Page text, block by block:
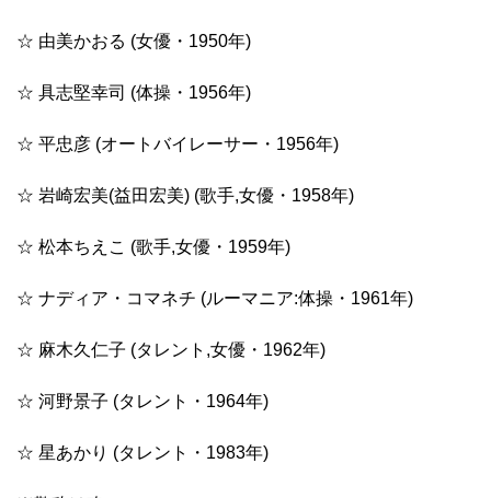
☆ 由美かおる (女優・1950年)
☆ 具志堅幸司 (体操・1956年)
☆ 平忠彦 (オートバイレーサー・1956年)
☆ 岩崎宏美(益田宏美) (歌手,女優・1958年)
☆ 松本ちえこ (歌手,女優・1959年)
☆ ナディア・コマネチ (ルーマニア:体操・1961年)
☆ 麻木久仁子 (タレント,女優・1962年)
☆ 河野景子 (タレント・1964年)
☆ 星あかり (タレント・1983年)